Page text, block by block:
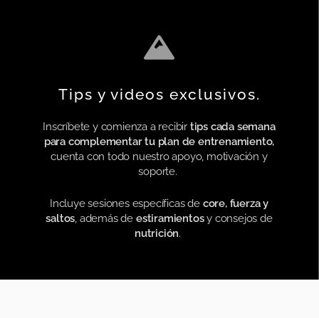
Tips y videos exclusivos.
Inscríbete y comienza a recibir tips cada semana
para complementar tu plan de entrenamiento,
cuenta con todo nuestro apoyo, motivación y
soporte.
Incluye sesiones específicas de core, fuerza y
saltos , además de estiramientosy consejos de
nutrición.